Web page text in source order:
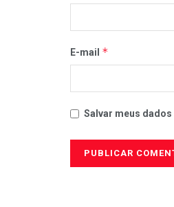
E-mail *
Salvar meus